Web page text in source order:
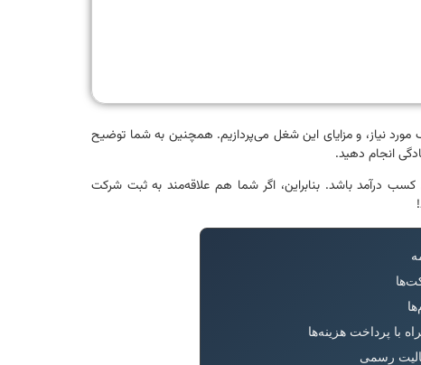
مورد نیاز، و مزایای این شغل می‌پردازیم. همچنین به شما توضیح
انجام دهید.
کسب درآمد باشد. بنابراین، اگر شما هم علاقه‌مند به ثبت شرکت
با پرداخت هزینه‌ها
رسمی